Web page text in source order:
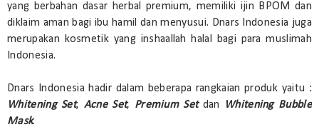
yang berbahan dasar herbal premium, memiliki ijin BPOM dan
diklaim aman bagi ibu hamil dan menyusui. Dnars Indonesia juga
merupakan kosmetik yang inshaallah halal bagi para muslimah
Indonesia.
Dnars Indonesia hadir dalam beberapa rangkaian produk yaitu :
Whitening Set, Acne Set, Premium Setdan
Whitening Bubble
Mask.